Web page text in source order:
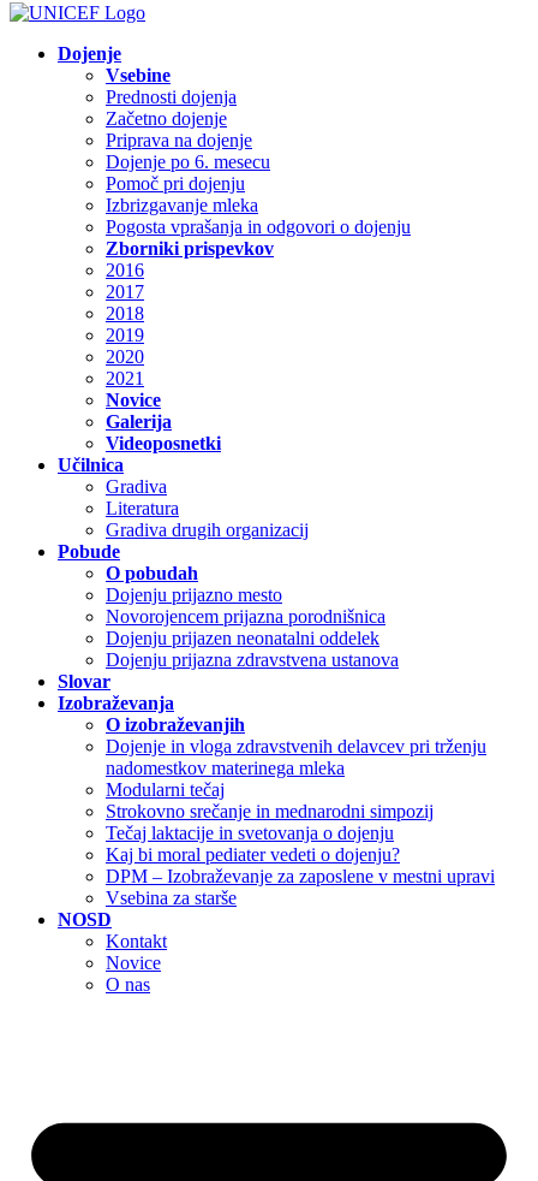
Dojenje
Vsebine
Prednosti dojenja
Začetno dojenje
Priprava na dojenje
Dojenje po 6. mesecu
Pomoč pri dojenju
Izbrizgavanje mleka
Pogosta vprašanja in odgovori o dojenju
Zborniki prispevkov
2016
2017
2018
2019
2020
2021
Novice
Galerija
Videoposnetki
Učilnica
Gradiva
Literatura
Gradiva drugih organizacij
Pobude
O pobudah
Dojenju prijazno mesto
Novorojencem prijazna porodnišnica
Dojenju prijazen neonatalni oddelek
Dojenju prijazna zdravstvena ustanova
Slovar
Izobraževanja
O izobraževanjih
Dojenje in vloga zdravstvenih delavcev pri trženju
nadomestkov materinega mleka
Modularni tečaj
Strokovno srečanje in mednarodni simpozij
Tečaj laktacije in svetovanja o dojenju
Kaj bi moral pediater vedeti o dojenju?
DPM – Izobraževanje za zaposlene v mestni upravi
Vsebina za starše
NOSD
Kontakt
Novice
O nas